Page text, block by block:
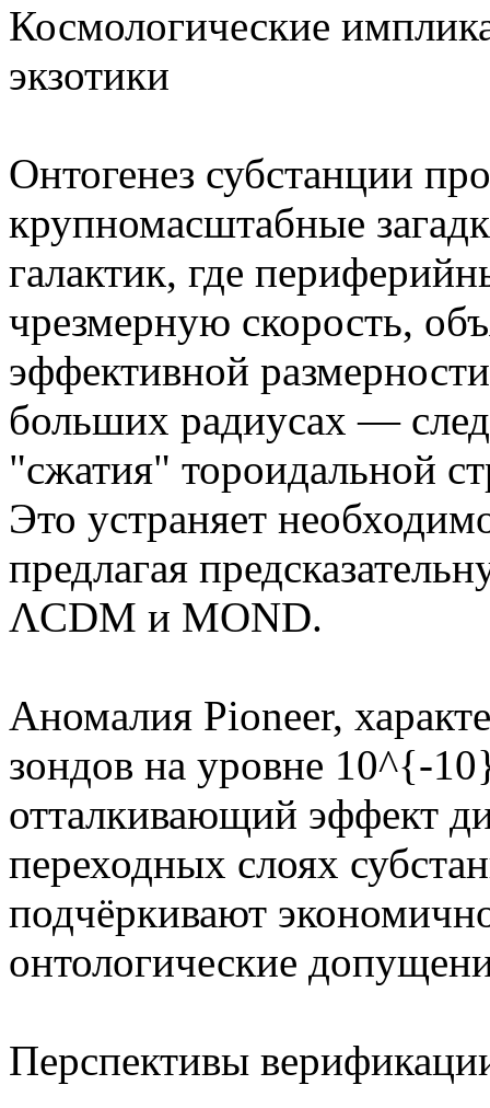
Космологические
экзотики
Онтогенез субстанции
крупномасштабные
галактик, где
чрезмерную скорость,
эффективной
больших радиусах —
"сжатия" тороидальной
Это устраняет
предлагая
ΛCDM и MOND.
Аномалия Pioneer,
зондов на уровне 10^{-
отталкивающий эффект
переходных слоях
подчёркивают
онтологические
Перспективы